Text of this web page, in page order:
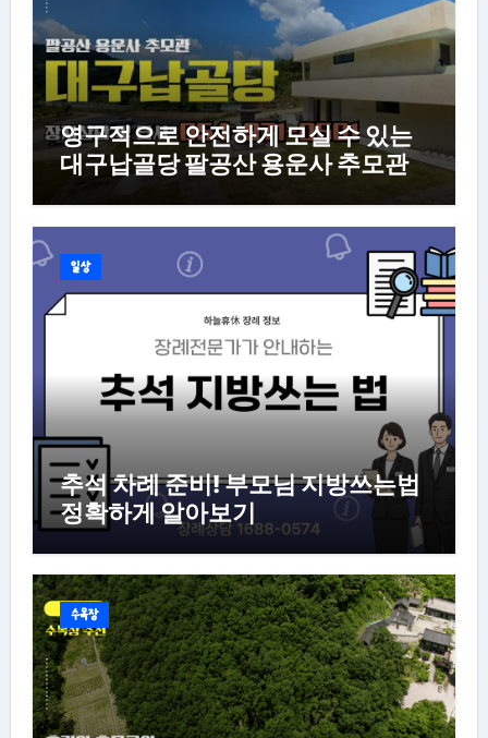
영구적으로 안전하게 모실 수 있는
대구납골당 팔공산 용운사 추모관
일상
추석 차례 준비! 부모님 지방쓰는법
정확하게 알아보기
수목장